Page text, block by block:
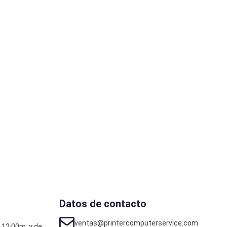
Datos de contacto
ventas@printercomputerservice.com